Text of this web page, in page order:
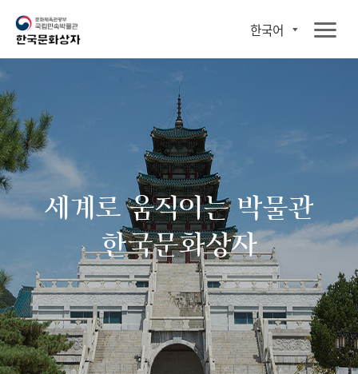
한국어
세계로 움직이는 박물관
한국문화상자